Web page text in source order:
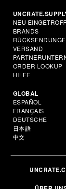
NEU
BRANDS
VERSAND
ORDER LOOKUP
HILFE
GLOBAL
ESPAÑOL
FRANÇAIS
DEUTSCHE
日本語
中文